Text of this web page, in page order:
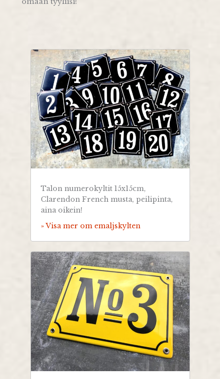
Talon numerokyltit 15x15cm,
Clarendon French musta, peilipinta,
aina oikein!
» Visa mer om emaljskylten